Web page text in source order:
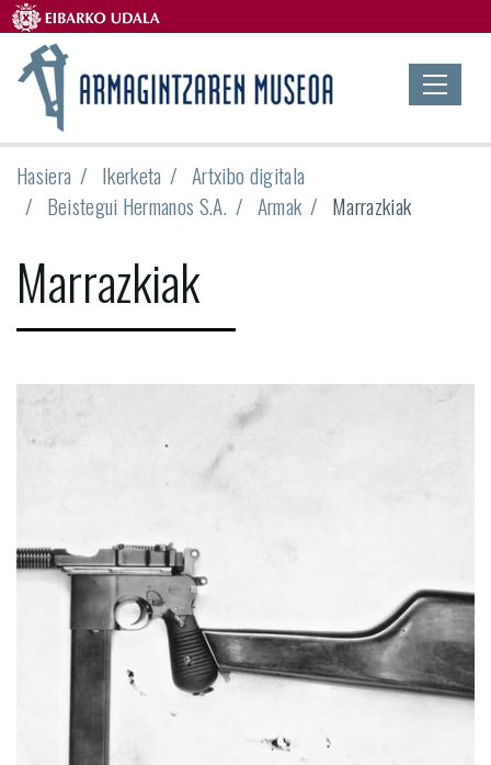
Hasiera Ikerketa
Artxibo digitala
Beistegui Hermanos S.A.
Armak Marrazkiak
Marrazkiak